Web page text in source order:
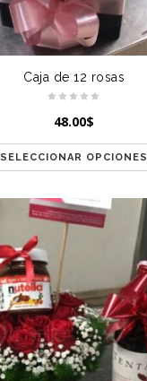
Caja de 12 rosas
48.00$
SELECCIONAR OPCIONES